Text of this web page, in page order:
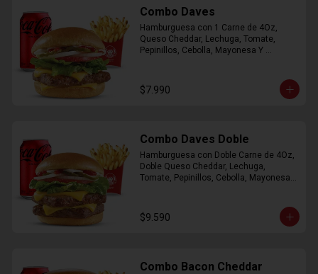
Combo Daves
Hamburguesa con 1 Carne de 4Oz,
Queso Cheddar, Lechuga, Tomate,
Pepinillos, Cebolla, Mayonesa Y
$7.990
Combo Daves Doble
Hamburguesa con Doble Carne de 4Oz,
Doble Queso Cheddar, Lechuga,
Tomate, Pepinillos, Cebolla, Mayonesa y
$9.590
Combo Bacon Cheddar